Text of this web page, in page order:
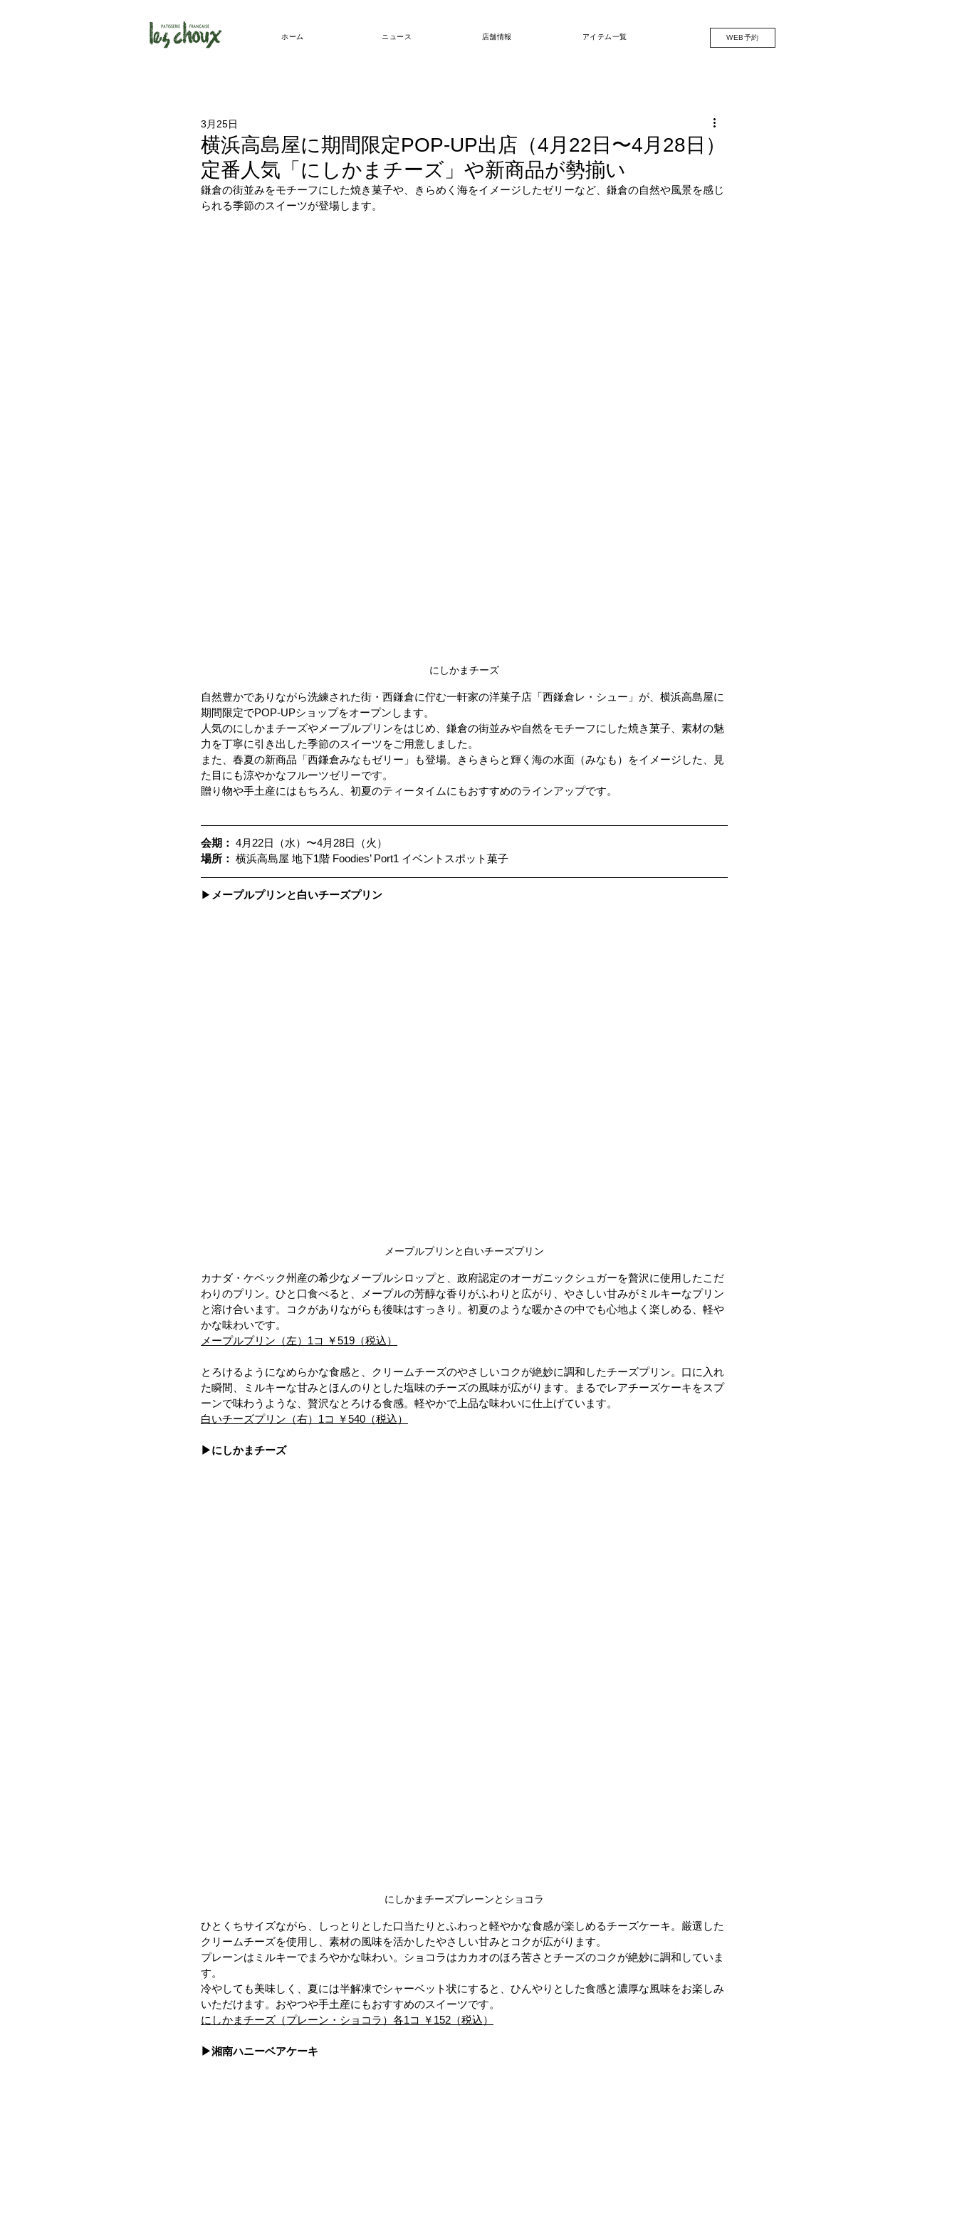
ホーム ニュース 店舗情報 アイテム一覧 WEB予約
横浜高島屋に期間限定POP-UP出店（4月22日〜4月28日）
定番人気「にしかまチーズ」や新商品が勢揃い
3月25日
鎌倉の街並みをモチーフにした焼き菓子や、きらめく海をイメージしたゼリーなど、鎌倉の自然や風景を感じ
られる季節のスイーツが登場します。
にしかまチーズ
自然豊かでありながら洗練された街・西鎌倉に佇む一軒家の洋菓子店「西鎌倉レ・シュー」が、横浜高島屋に
期間限定でPOP-UPショップをオープンします。
人気のにしかまチーズやメープルプリンをはじめ、鎌倉の街並みや自然をモチーフにした焼き菓子、素材の魅
力を丁寧に引き出した季節のスイーツをご用意しました。
また、春夏の新商品「西鎌倉みなもゼリー」も登場。きらきらと輝く海の水面（みなも）をイメージした、見
た目にも涼やかなフルーツゼリーです。
贈り物や手土産にはもちろん、初夏のティータイムにもおすすめのラインアップです。
会期： 4月22日（水）〜4月28日（火）
場所： 横浜高島屋 地下1階 Foodies’ Port1 イベントスポット菓子
▶ メープルプリンと白いチーズプリン
メープルプリンと白いチーズプリン
カナダ・ケベック州産の希少なメープルシロップと、政府認定のオーガニックシュガーを贅沢に使用したこだ
わりのプリン。ひと口食べると、メープルの芳醇な香りがふわりと広がり、やさしい甘みがミルキーなプリン
と溶け合います。コクがありながらも後味はすっきり。初夏のような暖かさの中でも心地よく楽しめる、軽や
かな味わいです。
メープルプリン（左）1コ ￥519（税込）
とろけるようになめらかな食感と、クリームチーズのやさしいコクが絶妙に調和したチーズプリン。口に入れ
た瞬間、ミルキーな甘みとほんのりとした塩味のチーズの風味が広がります。まるでレアチーズケーキをスプ
ーンで味わうような、贅沢なとろける食感。軽やかで上品な味わいに仕上げています。
白いチーズプリン（右）1コ ￥540（税込）
▶にしかまチーズ
にしかまチーズプレーンとショコラ
ひとくちサイズながら、しっとりとした口当たりとふわっと軽やかな食感が楽しめるチーズケーキ。厳選した
クリームチーズを使用し、素材の風味を活かしたやさしい甘みとコクが広がります。
プレーンはミルキーでまろやかな味わい。ショコラはカカオのほろ苦さとチーズのコクが絶妙に調和していま
す。
冷やしても美味しく、夏には半解凍でシャーベット状にすると、ひんやりとした食感と濃厚な風味をお楽しみ
いただけます。おやつや手土産にもおすすめのスイーツです。
にしかまチーズ（プレーン・ショコラ）各1コ ￥152（税込）
▶湘南ハニーベアケーキ